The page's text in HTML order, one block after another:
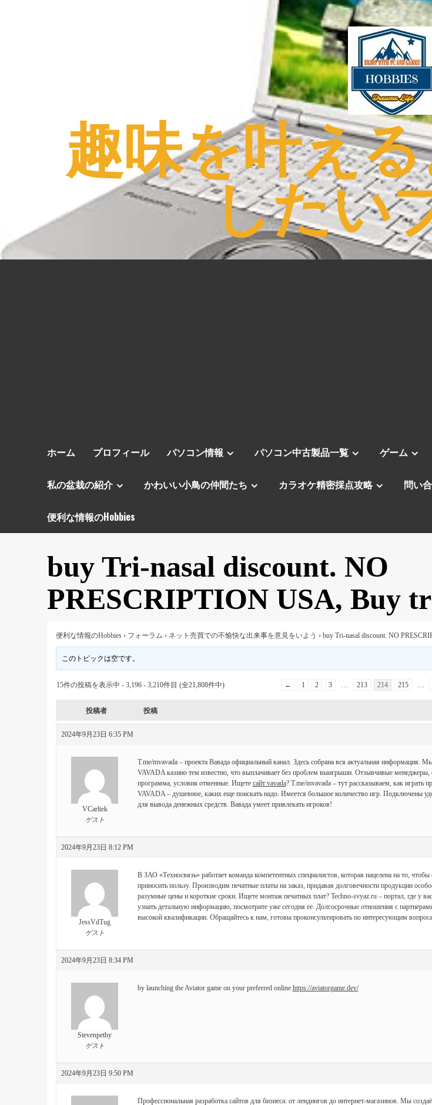
趣味を叶え
したい
ホーム プロフィール パソコン情報 パソコン中古製品一覧 ゲーム
私の盆栽の紹介 かわいい小鳥の仲間たち カラオケ精密採点攻略 問い
便利な情報のHobbies
buy Tri-nasal discount. NO
PRESCRIPTION USA, Buy
便利な情報のHobbies › フォーラム › ネット売買での不愉快な出来事を意見をいよう › buy Tri-nasal discount. NO
このトピックは空です。
15件の投稿を表示中 - 3,196 - 3,210件目 (全21,808件中) ← 1 2 3 … 213 214 215 …
投稿者 投稿
2024年9月23日 6:35 PM
VCarltek
ゲスト
T.me/mvavada – проекта Вавада официальный канал. Здесь собрана вся актуальная информация.
VAVADA казино тем известно, что выплачивает без проблем выигрыши. Отзывчивые менеджеры,
программа, условия отменные. Ищете сайт vavada? T.me/mvavada – тут рассказываем, как играть
VAVADA – душевное, каких еще поискать надо. Имеется большое количество игр. Подключены
для вывода денежных средств. Вавада умеет привлекать игроков!
2024年9月23日 8:12 PM
JessVdTug
ゲスト
В ЗАО «Техносвязь» работает команда компетентных специалистов, которая нацелена на то,
приносить пользу. Производим печатные платы на заказ, придавая долговечности продукции
разумные цены и короткие сроки. Ищете монтаж печатных плат? Techno-svyaz.ru – портал, где у
узнать детальную информацию, посмотрите уже сегодня ее. Долгосрочные отношения с
высокой квалификации. Обращайтесь к нам, готовы проконсультировать по интересующим
2024年9月23日 8:34 PM
Stevenpethy
ゲスト
by launching the Aviator game on your preferred online https://aviatorgame.dev/
2024年9月23日 9:50 PM
Профессиональная разработка сайтов для бизнеса: от лендингов до интернет-магазинов. Мы